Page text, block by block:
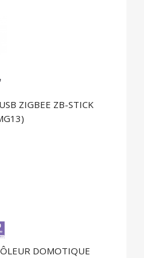
ZIGBEE ZB-STICK
DOMOTIQUE